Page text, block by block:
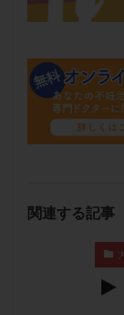
関連する記事
卵巣
卵
卵巣多孔
卵巣機能低下
卵管切除
受精卵凍結